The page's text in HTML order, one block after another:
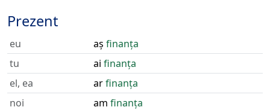
Prezent
eu aș finanța
tu
ai finanța
el, ea
arfinanța
noi
am finanța